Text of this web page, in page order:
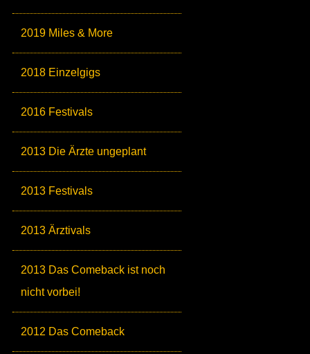
2019 Miles & More
2018 Einzelgigs
2016 Festivals
2013 Die Ärzte ungeplant
2013 Festivals
2013 Ärztivals
2013 Das Comeback ist noch
nicht vorbei!
2012 Das Comeback